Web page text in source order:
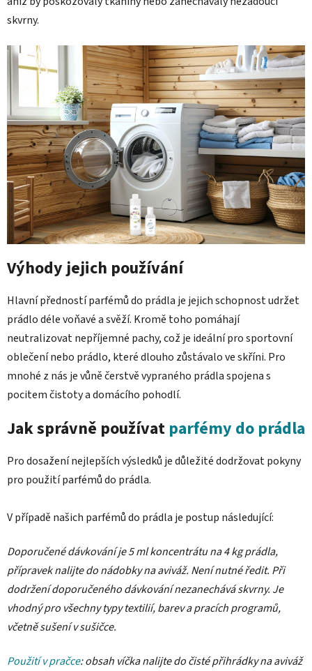
skvrny.
Výhody jejich používání
Hlavní předností parfémů do prádla je jejich schopnost udržet
prádlo déle voňavé a svěží. Kromě toho pomáhají
neutralizovat nepříjemné pachy, což je ideální pro sportovní
oblečení nebo prádlo, které dlouho zůstávalo ve skříni. Pro
mnohé z nás je vůně čerstvě vypraného prádla spojena s
pocitem čistoty a domácího pohodlí.
Jak správně používat parfémy do prádla
Pro dosažení nejlepších výsledků je důležité dodržovat pokyny
pro použití parfémů do prádla.
V případě našich parfémů do prádla je postup následující:
Doporučené dávkování je 5 ml koncentrátu na 4 kg prádla,
přípravek nalijte do nádobky na aviváž. Není nutné ředit. Při
dodržení doporučeného dávkování nezanechává skvrny. Je
vhodný pro všechny typy textilií, barev a pracích programů,
včetně sušení v sušičce.
Použití v pračce: obsah víčka nalijte do čisté přihrádky na aviváž